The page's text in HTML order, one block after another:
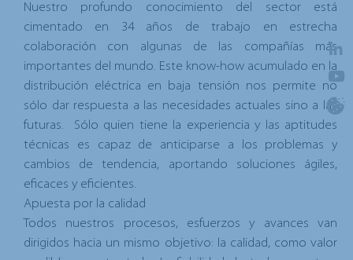
Nuestro profundo conocimiento del sector está
cimentado en 34 años de trabajo en estrecha
colaboración con algunas de las compañías más
importantes del mundo. Este know-how acumulado en la
distribución eléctrica en baja tensión nos permite no
sólo dar respuesta a las necesidades actuales sino a las
futuras. Sólo quien tiene la experiencia y las aptitudes
técnicas es capaz de anticiparse a los problemas y
cambios de tendencia, aportando soluciones ágiles,
eficaces y eficientes.
Apuesta por la calidad
Todos nuestros procesos, esfuerzos y avances van
dirigidos hacia un mismo objetivo: la calidad, como valor